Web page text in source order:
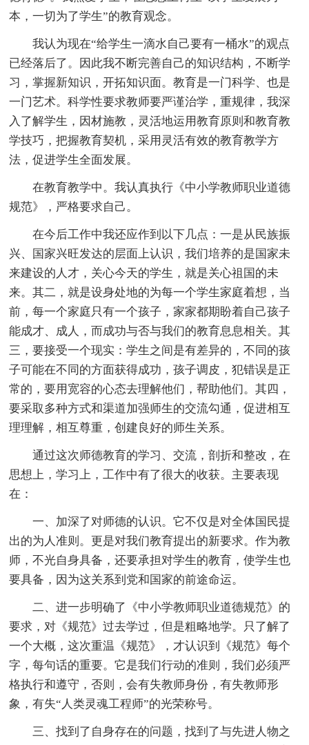
本，一切为了学生”的教育观念。
我认为现在“给学生一滴水自己要有一桶水”的观点
已经落后了。因此我不断完善自己的知识结构，不断学
习，掌握新知识，开拓知识面。教育是一门科学、也是
一门艺术。科学性要求教师要严谨治学，重规律，我深
入了解学生，因材施教，灵活地运用教育原则和教育教
学技巧，把握教育契机，采用灵活有效的教育教学方
法，促进学生全面发展。
在教育教学中。我认真执行《中小学教师职业道德
规范》，严格要求自己。
在今后工作中我还应作到以下几点：一是从民族振
兴、国家兴旺发达的层面上认识，我们培养的是国家未
来建设的人才，关心今天的学生，就是关心祖国的未
来。其二，就是设身处地的为每一个学生家庭着想，当
前，每一个家庭只有一个孩子，家家都期盼着自己孩子
能成才、成人，而成功与否与我们的教育息息相关。其
三，要接受一个现实：学生之间是有差异的，不同的孩
子可能在不同的方面获得成功，孩子调皮，犯错误是正
常的，要用宽容的心态去理解他们，帮助他们。其四，
要采取多种方式和渠道加强师生的交流勾通，促进相互
理理解，相互尊重，创建良好的师生关系。
通过这次师德教育的学习、交流，剖折和整改，在
思想上，学习上，工作中有了很大的收获。主要表现
在：
一、加深了对师德的认识。它不仅是对全体国民提
出的为人准则。更是对我们教育提出的新要求。作为教
师，不光自身具备，还要承担对学生的教育，使学生也
要具备，因为这关系到党和国家的前途命运。
二、进一步明确了《中小学教师职业道德规范》的
要求，对《规范》过去学过，但是粗略地学。只了解了
一个大概，这次重温《规范》，才认识到《规范》每个
字，每句话的重要。它是我们行动的准则，我们必须严
格执行和遵守，否则，会有失教师身份，有失教师形
象，有失“人类灵魂工程师”的光荣称号。
三、找到了自身存在的问题，找到了与先进人物之